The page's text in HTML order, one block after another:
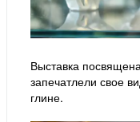
Выставка
запечатлели свое
глине.